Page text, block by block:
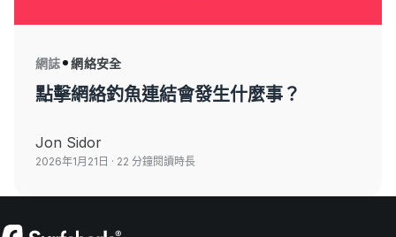
網誌 網絡安全
點擊網絡釣魚連結會發生什麼事？
Jon Sidor
2026年1月21日 · 22 分鐘閱讀時長